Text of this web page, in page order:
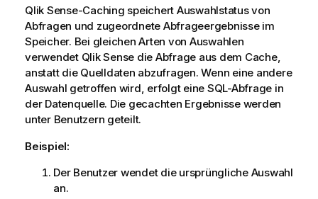
Qlik Sense-Caching speichert Auswahlstatus von
Abfragen und zugeordnete Abfrageergebnisse im
Speicher. Bei gleichen Arten von Auswahlen
verwendet Qlik Sense die Abfrage aus dem Cache,
anstatt die Quelldaten abzufragen. Wenn eine andere
Auswahl getroffen wird, erfolgt eine SQL-Abfrage in
der Datenquelle. Die gecachten Ergebnisse werden
unter Benutzern geteilt.
Beispiel:
Der Benutzer wendet die ursprüngliche Auswahl
an.